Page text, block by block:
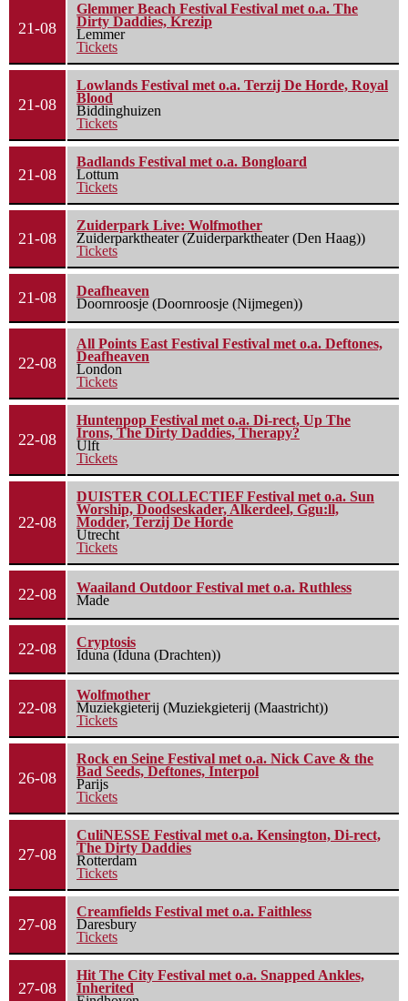
21-08
Glemmer Beach Festival Festival met o.a. The
Dirty Daddies, Krezip
Lemmer
Tickets
21-08
Lowlands Festival met o.a. Terzij De Horde, Royal
Blood
Biddinghuizen
Tickets
21-08
Badlands Festival met o.a. Bongloard
Lottum
Tickets
21-08
Zuiderpark Live: Wolfmother
Zuiderparktheater (Zuiderparktheater (Den Haag))
Tickets
21-08
Deafheaven
Doornroosje (Doornroosje (Nijmegen))
22-08
All Points East Festival Festival met o.a. Deftones,
Deafheaven
London
Tickets
22-08
Huntenpop Festival met o.a. Di-rect, Up The
Irons, The Dirty Daddies, Therapy?
Ulft
Tickets
22-08
DUISTER COLLECTIEF Festival met o.a. Sun
Worship, Doodseskader, Alkerdeel, Ggu:ll,
Modder, Terzij De Horde
Utrecht
Tickets
22-08
Waailand Outdoor Festival met o.a. Ruthless
Made
22-08
Cryptosis
Iduna (Iduna (Drachten))
22-08
Wolfmother
Muziekgieterij (Muziekgieterij (Maastricht))
Tickets
26-08
Rock en Seine Festival met o.a. Nick Cave & the
Bad Seeds, Deftones, Interpol
Parijs
Tickets
27-08
CuliNESSE Festival met o.a. Kensington, Di-rect,
The Dirty Daddies
Rotterdam
Tickets
27-08
Creamfields Festival met o.a. Faithless
Daresbury
Tickets
27-08
Hit The City Festival met o.a. Snapped Ankles,
Inherited